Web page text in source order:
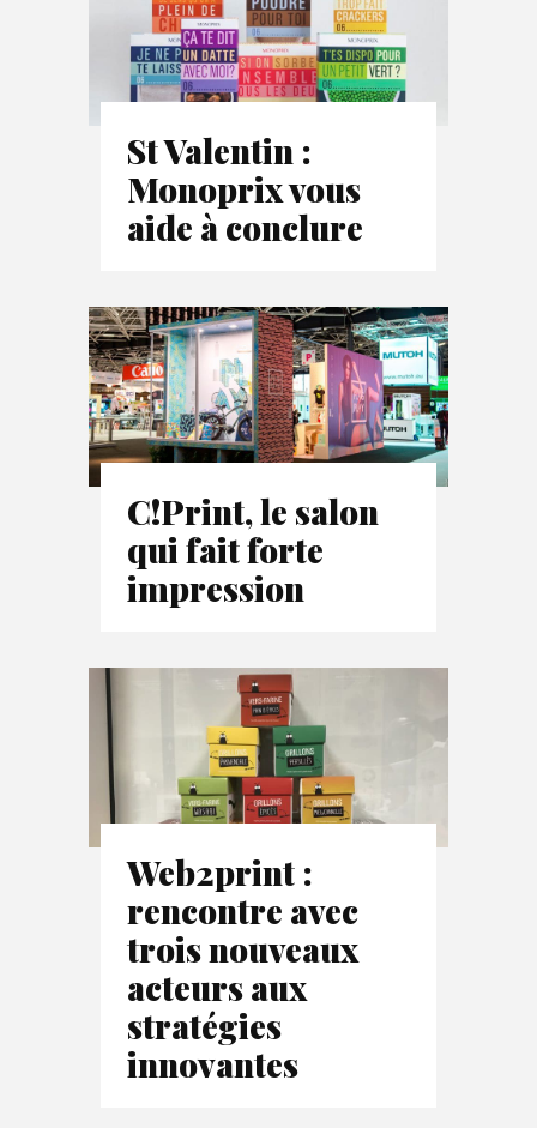
St Valentin :
Monoprix vous
aide à conclure
C!Print, le salon
qui fait forte
impression
Web2print :
rencontre avec
trois nouveaux
acteurs aux
stratégies
innovantes